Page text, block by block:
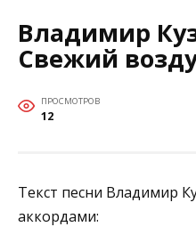
Владимир
Свежий
ПРОСМОТРОВ
12
Текст песни Владимир
аккордами: